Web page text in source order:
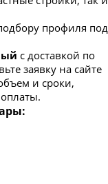
профиля под
с доставкой по
заявку на сайте
и сроки,